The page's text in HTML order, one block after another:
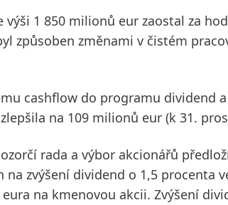
výši 1 850 milionů eur zaostal za
způsoben změnami v čistém
cashflow do programu dividend
na 109 milionů eur (k 31.
rada a výbor akcionářů
na zvýšení dividend o 1,5 procenta
na kmenovou akcii. Zvýšení